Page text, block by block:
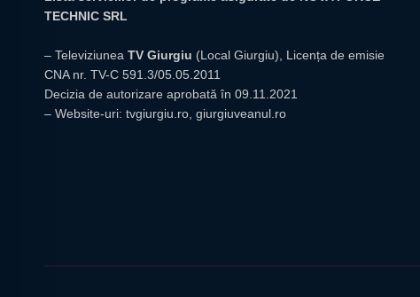
TECHNIC SRL
– Televiziunea TV Giurgiu (Local Giurgiu), Licența de emisie
CNA nr. TV-C 591.3/05.05.2011
Decizia de autorizare aprobată în 09.11.2021
– Website-uri: tvgiurgiu.ro, giurgiuveanul.ro